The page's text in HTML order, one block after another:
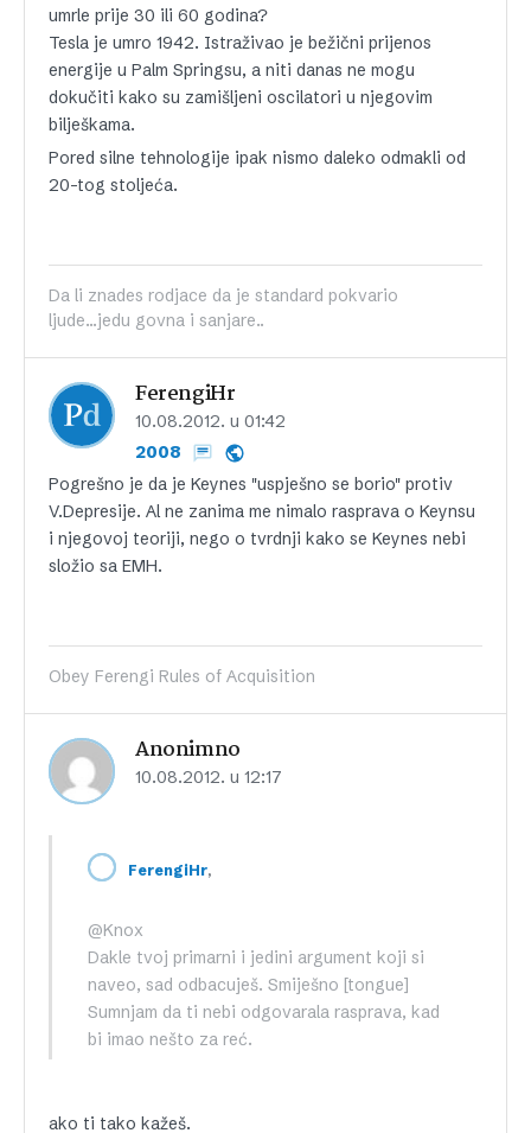
umrle prije 30 ili 60 godina?
Tesla je umro 1942. Istraživao je bežični prijenos
energije u Palm Springsu, a niti danas ne mogu
dokučiti kako su zamišljeni oscilatori u njegovim
bilješkama.
Pored silne tehnologije ipak nismo daleko odmakli od
20-tog stoljeća.
Da li znades rodjace da je standard pokvario
ljude...jedu govna i sanjare..
FerengiHr
10.08.2012. u 01:42
2008
Pogrešno je da je Keynes "uspješno se borio" protiv
V.Depresije. Al ne zanima me nimalo rasprava o Keynsu
i njegovoj teoriji, nego o tvrdnji kako se Keynes nebi
složio sa EMH.
Obey Ferengi Rules of Acquisition
Anonimno
10.08.2012. u 12:17
FerengiHr,
@Knox
Dakle tvoj primarni i jedini argument koji si
naveo, sad odbacuješ. Smiješno [tongue]
Sumnjam da ti nebi odgovarala rasprava, kad
bi imao nešto za reć.
ako ti tako kažeš.